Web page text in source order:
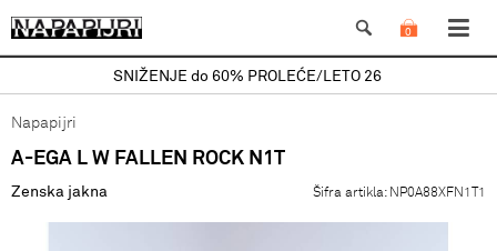
0
SNIŽENJE do 60% PROLEĆE/LETO 26
Napapijri
A-EGA L W FALLEN ROCK N1T
Zenska jakna Šifra artikla: NP0A88XFN1T1